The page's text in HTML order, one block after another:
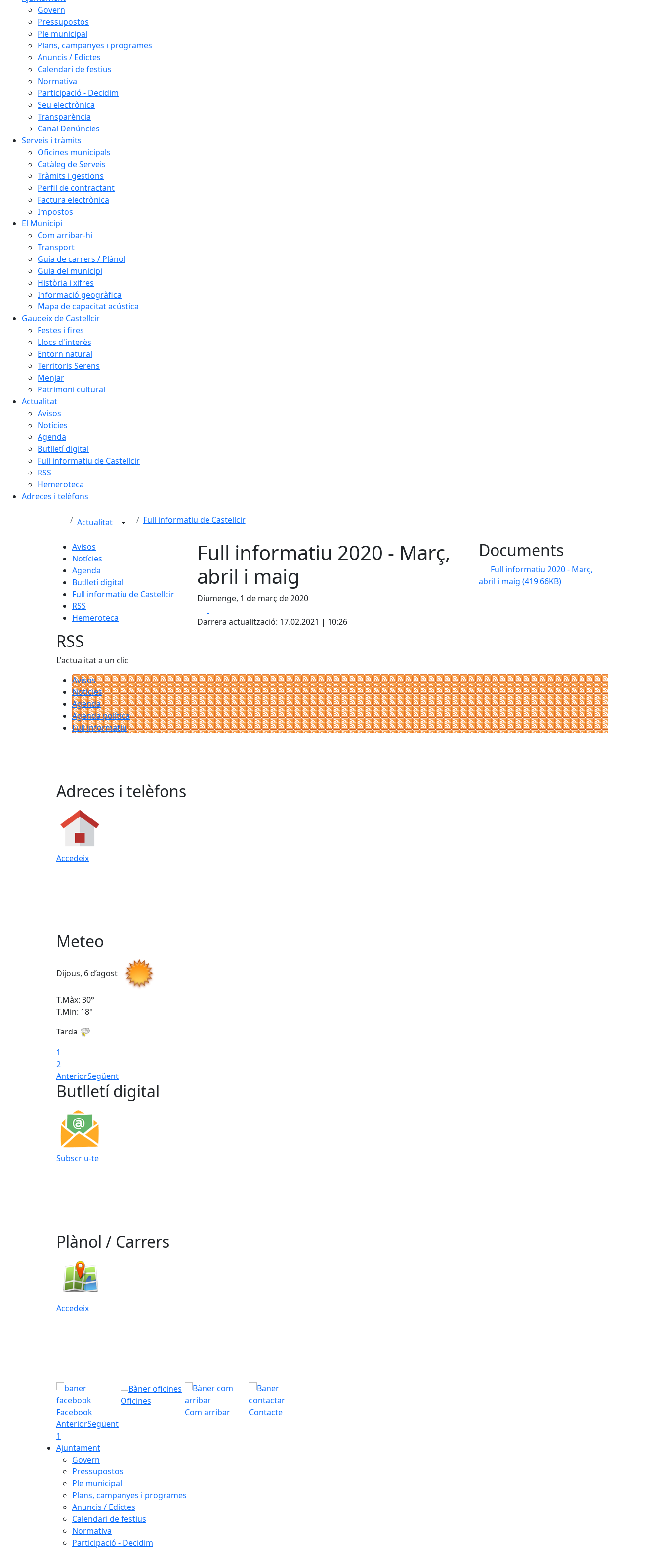
Govern
Pressupostos
Ple municipal
Plans, campanyes i programes
Anuncis / Edictes
Calendari de festius
Normativa
Participació - Decidim
Seu electrònica
Transparència
Canal Denúncies
Serveis i tràmits
Oficines municipals
Catàleg de Serveis
Tràmits i gestions
Perfil de contractant
Factura electrònica
Impostos
El Municipi
Com arribar-hi
Transport
Guia de carrers / Plànol
Guia del municipi
Història i xifres
Informació geogràfica
Mapa de capacitat acústica
Gaudeix de Castellcir
Festes i fires
Llocs d'interès
Entorn natural
Territoris Serens
Menjar
Patrimoni cultural
Actualitat
Avisos
Notícies
Agenda
Butlletí digital
Full informatiu de Castellcir
RSS
Hemeroteca
Adreces i telèfons
Actualitat Full informatiu de Castellcir
Avisos
Notícies
Agenda
Butlletí digital
Full informatiu de Castellcir
RSS
Hemeroteca
Full informatiu 2020 - Març,
abril i maig
Diumenge, 1 de març de 2020
Darrera actualització: 17.02.2021 | 10:26
Documents
Full informatiu 2020 - Març,
abril i maig (419.66KB)
RSS
L'actualitat a un clic
Avisos
Notícies
Agenda
Agenda política
Full informatiu
Adreces i telèfons
Accedeix
Meteo
Dijous, 6 d’agost
T.Màx: 30°
T.Min: 18°
Tarda
1
2
AnteriorSegüent
Butlletí digital
Subscriu-te
Plànol / Carrers
Accedeix
Facebook
Oficines
Com arribar
Contacte
AnteriorSegüent
1
Ajuntament
Govern
Pressupostos
Ple municipal
Plans, campanyes i programes
Anuncis / Edictes
Calendari de festius
Normativa
Participació - Decidim